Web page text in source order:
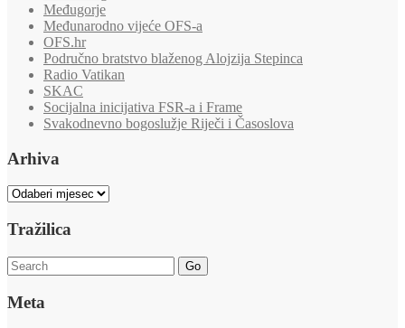
Međugorje
Međunarodno vijeće OFS-a
OFS.hr
Područno bratstvo blaženog Alojzija Stepinca
Radio Vatikan
SKAC
Socijalna inicijativa FSR-a i Frame
Svakodnevno bogoslužje Riječi i Časoslova
Arhiva
Arhiva
Tražilica
Go
Meta